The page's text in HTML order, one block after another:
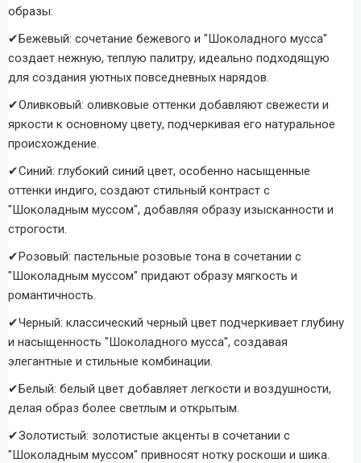
образы:
✔Бежевый: сочетание бежевого и "Шоколадного мусса"
создает нежную, теплую палитру, идеально подходящую
для создания уютных повседневных нарядов.
✔Оливковый: оливковые оттенки добавляют свежести и
яркости к основному цвету, подчеркивая его натуральное
происхождение.
✔Синий: глубокий синий цвет, особенно насыщенные
оттенки индиго, создают стильный контраст с
"Шоколадным муссом", добавляя образу изысканности и
строгости.
✔Розовый: пастельные розовые тона в сочетании с
"Шоколадным муссом" придают образу мягкость и
романтичность.
✔Черный: классический черный цвет подчеркивает глубину
и насыщенность "Шоколадного мусса", создавая
элегантные и стильные комбинации.
✔Белый: белый цвет добавляет легкости и воздушности,
делая образ более светлым и открытым.
✔Золотистый: золотистые акценты в сочетании с
"Шоколадным муссом" привносят нотку роскоши и шика.